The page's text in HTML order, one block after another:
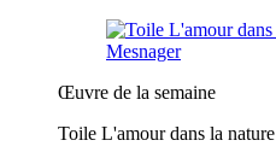
Œuvre de la semaine
Toile L'amour dans la nature